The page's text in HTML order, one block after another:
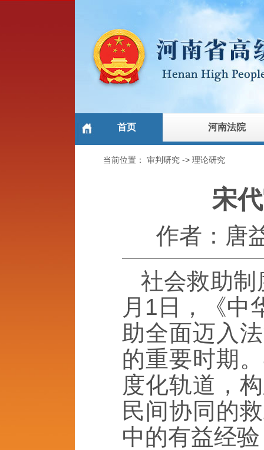
首页 河南法院
当前位置：审判研究 ->理论研究
宋
作者：唐
社会救助
月1日，《中
助全面迈入
的重要时期
度化轨道，
民间协同的
中的有益经